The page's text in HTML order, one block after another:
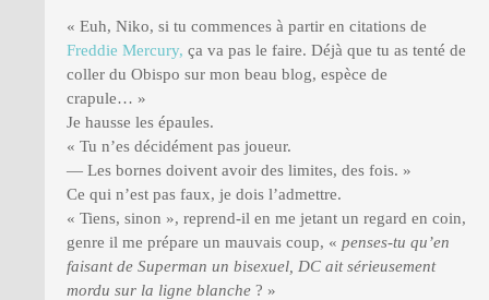
« Euh, Niko, si tu commences à partir en citations de
Freddie Mercury, ça va pas le faire. Déjà que tu as tenté de
coller du Obispo sur mon beau blog, espèce de
crapule… »
Je hausse les épaules.
« Tu n’es décidément pas joueur.
— Les bornes doivent avoir des limites, des fois. »
Ce qui n’est pas faux, je dois l’admettre.
« Tiens, sinon », reprend-il en me jetant un regard en coin,
genre il me prépare un mauvais coup, « penses-tu qu’en
faisant de Superman un bisexuel, DC ait sérieusement
mordu sur la ligne blanche ? »